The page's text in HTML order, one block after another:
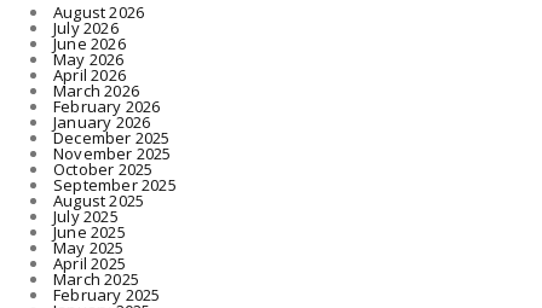
August 2026
July 2026
June 2026
May 2026
April 2026
March 2026
February 2026
January 2026
December 2025
November 2025
October 2025
September 2025
August 2025
July 2025
June 2025
May 2025
April 2025
March 2025
February 2025